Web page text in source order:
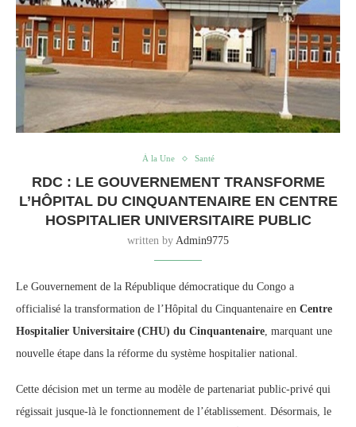
À la Une Santé
RDC : LE GOUVERNEMENT TRANSFORME
L’HÔPITAL DU CINQUANTENAIRE EN CENTRE
HOSPITALIER UNIVERSITAIRE PUBLIC
written by Admin9775
Le Gouvernement de la République démocratique du Congo a
officialisé la transformation de l’Hôpital du Cinquantenaire en Centre
Hospitalier Universitaire (CHU) du Cinquantenaire, marquant une
nouvelle étape dans la réforme du système hospitalier national.
Cette décision met un terme au modèle de partenariat public-privé qui
régissait jusque-là le fonctionnement de l’établissement. Désormais, le